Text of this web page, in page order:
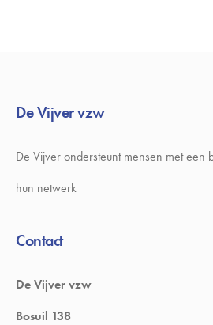
De Vijver vzw
De Vijver ondersteunt mensen met een
hun netwerk
Contact
De Vijver vzw
Bosuil 138